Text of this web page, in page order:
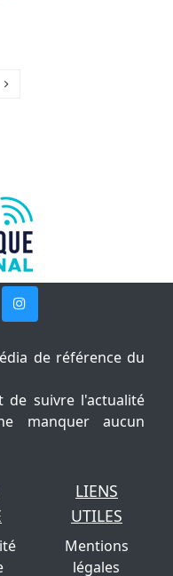
de référence du
de suivre l'actualité
manquer aucun
LIENS
UTILES
Mentions
légales